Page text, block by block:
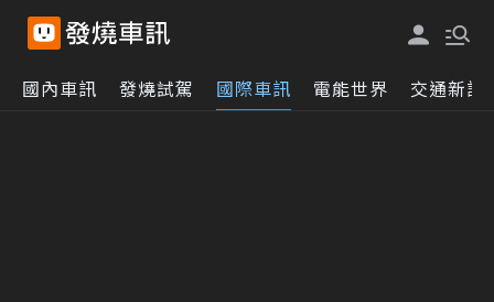
國內車訊 發燒試駕 國際車訊 電能世界 交通新訊